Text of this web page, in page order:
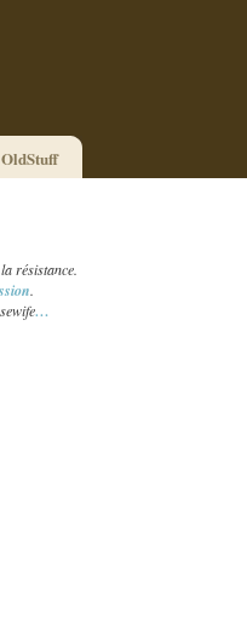
OldStuff
résistance.
.
…